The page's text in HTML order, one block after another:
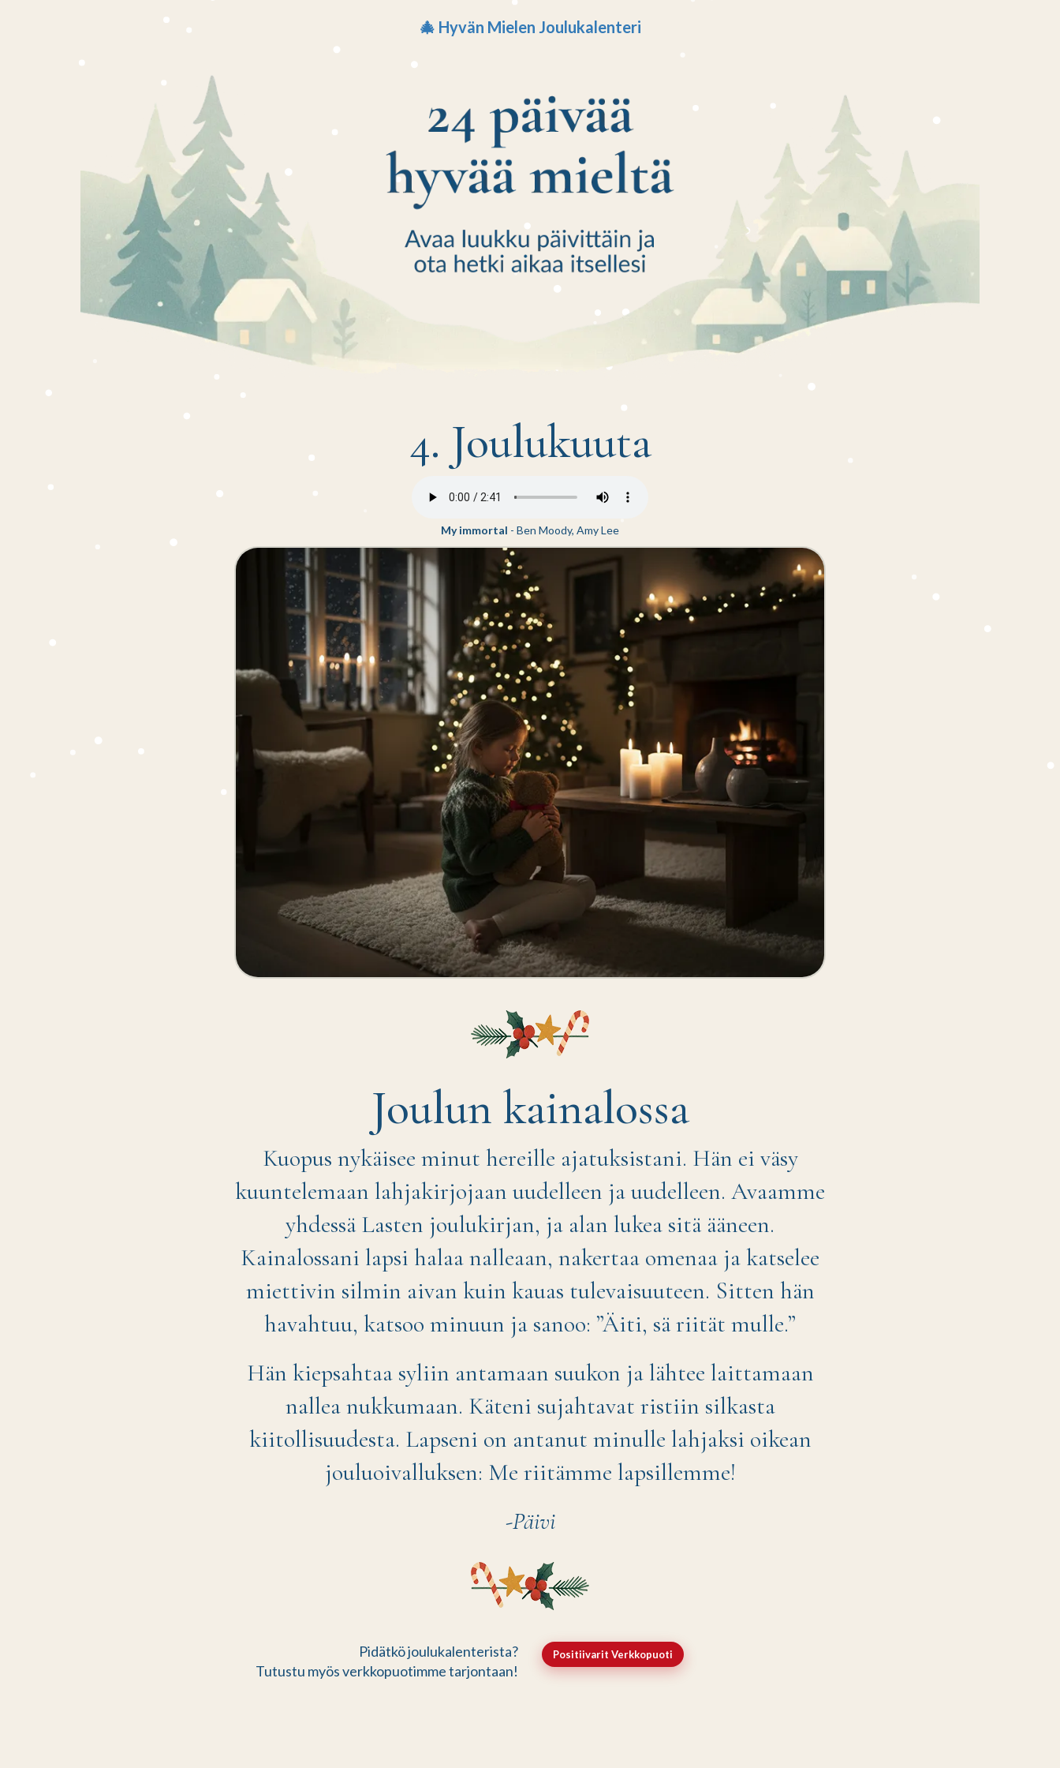
🎄 Hyvän Mielen Joulukalenteri
4. Joulukuuta
My immortal - Ben Moody, Amy Lee
Joulun kainalossa
Kuopus nykäisee minut hereille ajatuksistani. Hän ei väsy
kuuntelemaan lahjakirjojaan uudelleen ja uudelleen. Avaamme
yhdessä Lasten joulukirjan, ja alan lukea sitä ääneen.
Kainalossani lapsi halaa nalleaan, nakertaa omenaa ja katselee
miettivin silmin aivan kuin kauas tulevaisuuteen. Sitten hän
havahtuu, katsoo minuun ja sanoo: ”Äiti, sä riität mulle.”
Hän kiepsahtaa syliin antamaan suukon ja lähtee laittamaan
nallea nukkumaan. Käteni sujahtavat ristiin silkasta
kiitollisuudesta. Lapseni on antanut minulle lahjaksi oikean
jouluoivalluksen: Me riitämme lapsillemme!
-Päivi
Pidätkö joulukalenterista?
Tutustu myös verkkopuotimme tarjontaan!
Positiivarit Verkkopuoti